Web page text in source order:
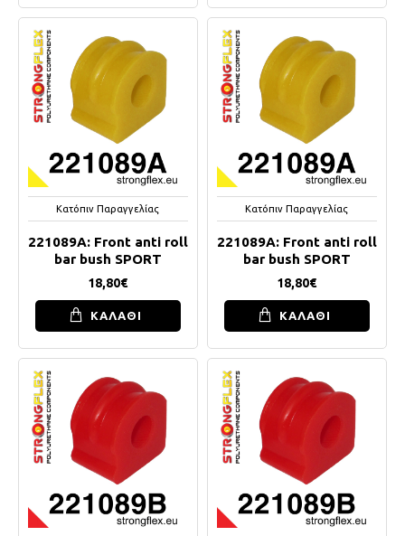
Κατόπιν Παραγγελίας
221089A: Front anti roll
bar bush SPORT
18,80€
ΚΑΛΑΘΙ
Κατόπιν Παραγγελίας
221089A: Front anti roll
bar bush SPORT
18,80€
ΚΑΛΑΘΙ